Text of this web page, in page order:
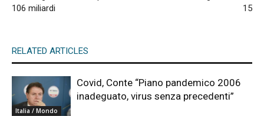
106 miliardi
15
RELATED ARTICLES
Italia / Mondo
Covid, Conte “Piano pandemico 2006
inadeguato, virus senza precedenti”